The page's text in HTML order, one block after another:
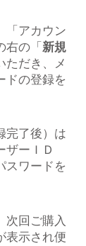
「アカウン
右の「 新規
ただき、メ
ドの登録を
完了後）は
ザーＩＤ
スワードを
次回ご購入
表示され便